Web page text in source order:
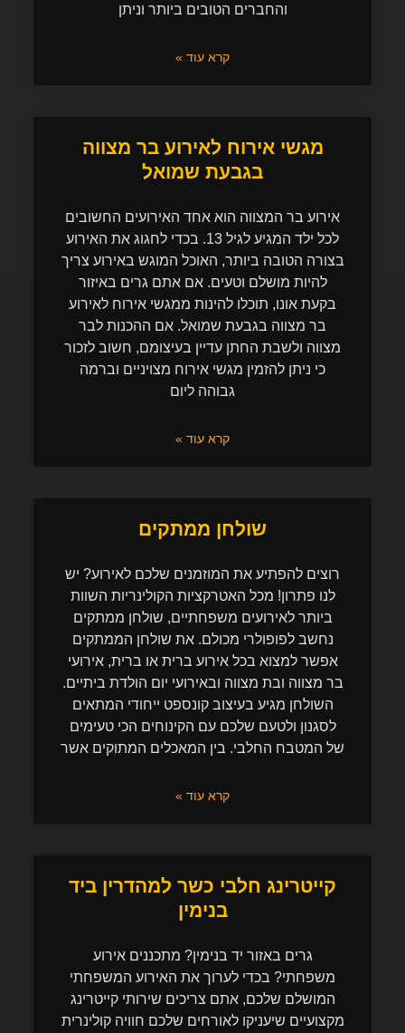
והחברים הטובים ביותר וניתן
קרא עוד »
מגשי אירוח לאירוע בר מצווה
בגבעת שמואל
אירוע בר המצווה הוא אחד האירועים החשובים
לכל ילד המגיע לגיל 13. בכדי לחגוג את האירוע
בצורה הטובה ביותר, האוכל המוגש באירוע צריך
להיות מושלם וטעים. אם אתם גרים באיזור
בקעת אונו, תוכלו להינות ממגשי אירוח לאירוע
בר מצווה בגבעת שמואל. אם ההכנות לבר
מצווה ולשבת החתן עדיין בעיצומם, חשוב לזכור
כי ניתן להזמין מגשי אירוח מצויניים וברמה
גבוהה ליום
קרא עוד »
שולחן ממתקים
רוצים להפתיע את המוזמנים שלכם לאירוע? יש
לנו פתרון! מכל האטרקציות הקולינריות השוות
ביותר לאירועים משפחתיים, שולחן ממתקים
נחשב לפופולרי מכולם. את שולחן הממתקים
אפשר למצוא בכל אירוע ברית או ברית, אירועי
בר מצווה ובת מצווה ובאירועי יום הולדת ביתיים.
השולחן מגיע בעיצוב קונספט ייחודי המתאים
לסגנון ולטעם שלכם עם הקינוחים הכי טעימים
של המטבח החלבי. בין המאכלים המתוקים אשר
קרא עוד »
קייטרינג חלבי כשר למהדרין ביד
בנימין
גרים באזור יד בנימין? מתכננים אירוע
משפחתי? בכדי לערוך את האירוע המשפחתי
המושלם שלכם, אתם צריכים שירותי קייטרינג
מקצועיים שיעניקו לאורחים שלכם חוויה קולינרית